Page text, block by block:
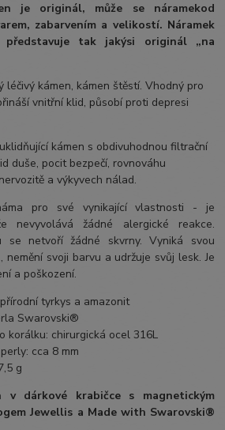
je originál, může se náramekod
zabarvením a velikostí. Náramek
tak jakýsi originál „na
léčivý kámen, kámen štěstí. Vhodný pro
vnitřní klid, působí proti depresi
kámen s obdivuhodnou filtrační
duše, pocit bezpečí, rovnováhu
a výkyvech nálad.
pro své vynikající vlastnosti - je
nevyvolává žádné alergické reakce.
se netvoří žádné skvrny. Vyniká svou
svoji barvu a udržuje svůj lesk. Je
a poškození.
tyrkys a amazonit
Swarovski®
korálku: chirurgická ocel 316L
cca 8 mm
g
v dárkové krabičce s magnetickým
Jewellis a Made with Swarovski®